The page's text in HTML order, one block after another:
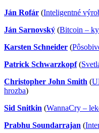
Ján Rofár (Inteligentné
Ján Sarnovský (Bitcoin –
Karsten Schneider (
Patrick Schwarzkopf (
Christopher John Smith (
hrozba)
Sid Snitkin (WannaCry –
Prabhu Soundarrajan (